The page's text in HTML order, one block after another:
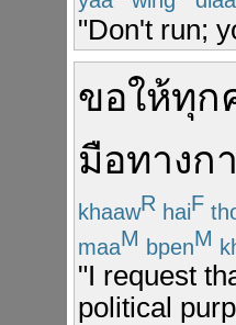
"Don't run;
ขอให้ทุก
มือทางก
khaawR haiF
maaM bpenM
"I request
political